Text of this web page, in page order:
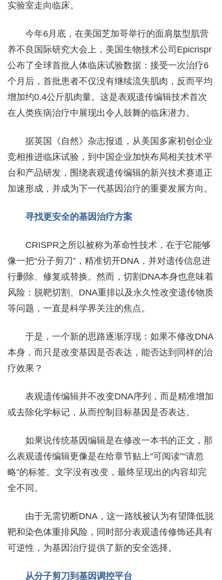
实验室走向临床。
今年6月底，在美国芝加哥举行的面肩肱型肌营
养不良国际研究大会上，美国生物技术公司Epicrispr
公布了全球首批人体临床试验数据：接受一次治疗6
个月后，首批患者不仅没有继续流失肌肉，反而平均
增加约0.4公斤肌肉量。这是表观遗传编辑技术首次
在人类疾病治疗中展现出令人鼓舞的临床潜力。
据英国《自然》杂志报道，从美国多家初创企业
竞相推进临床试验，到中国企业加快布局相关技术平
台和产品研发，围绕表观遗传编辑的新兴技术赛道正
加速形成，并成为下一代基因治疗的重要发展方向。
寻找更安全的基因治疗方案
CRISPR之所以被称为革命性技术，在于它能够
像一把“分子剪刀”，精准切开DNA，并对遗传信息进
行删除、修复或替换。然而，切割DNA本身也意味着
风险：脱靶切割、DNA重排以及永久性改变遗传物质
等问题，一直是科学界关注的焦点。
于是，一个新的思路逐渐浮现：如果不修改DNA
本身，而只是改变基因是否表达，能否达到同样的治
疗效果？
表观遗传编辑并不改变DNA序列，而是精准增加
或去除化学标记，从而控制目标基因是否表达。
如果说传统基因编辑是在修改一本书的正文，那
么表观遗传编辑更像是在给章节贴上“可阅读”“请忽
略”的标签。文字没有改变，最终呈现出的内容却完
全不同。
由于无需切断DNA，这一路线被认为有望降低脱
靶和染色体重排风险，同时部分表观遗传修饰还具有
可逆性，为基因治疗提供了新的安全选择。
从分子剪刀到基因调控平台